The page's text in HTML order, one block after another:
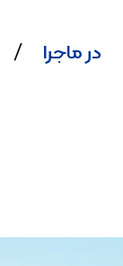
در ماجرا